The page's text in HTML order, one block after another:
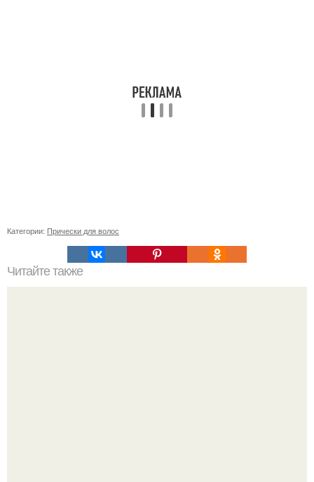
Категории: Прически для волос
Читайте также